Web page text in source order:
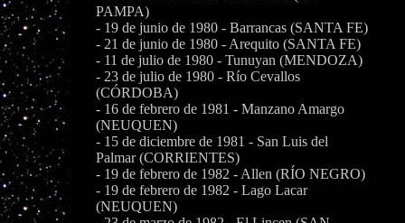
PAMPA)
- 19 de junio de 1980 - Barrancas (SANTA FE)
- 21 de junio de 1980 - Arequito (SANTA FE)
- 11 de julio de 1980 - Tunuyan (MENDOZA)
- 23 de julio de 1980 - Río Cevallos
(CÓRDOBA)
- 16 de febrero de 1981 - Manzano Amargo
(NEUQUEN)
- 15 de diciembre de 1981 - San Luis del
Palmar (CORRIENTES)
- 19 de febrero de 1982 - Allen (RÍO NEGRO)
- 19 de febrero de 1982 - Lago Lacar
(NEUQUEN)